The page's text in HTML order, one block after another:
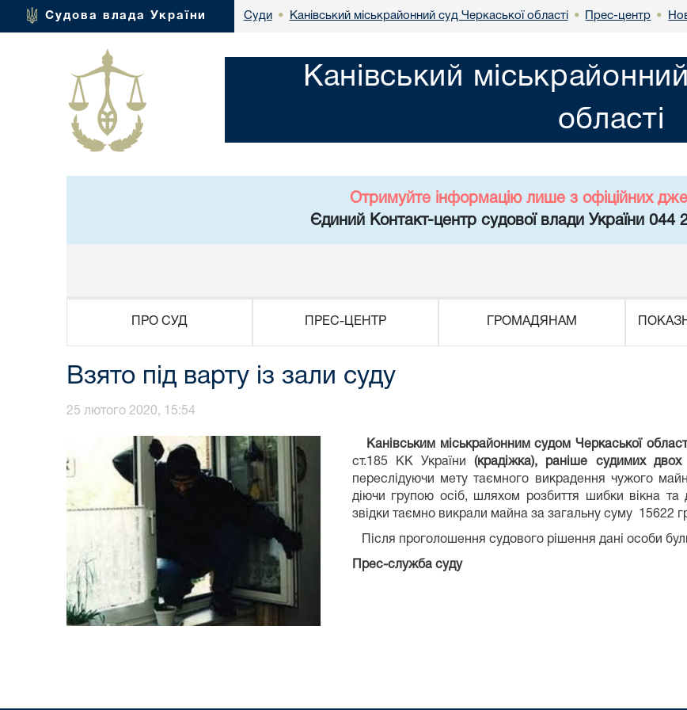
Судова влада України Суди • Канівський міськрайонний суд Черкаської області • Прес-центр •
Канівський
області
Отримуйте інформацію лише з офіційних
Єдиний Контакт-центр судової влади України 044
ПРО СУД ПРЕС-ЦЕНТР ГРОМАДЯНАМ
Взято під варту із зали суду
25 лютого 2020, 15:54
Канівським міськрайонним судом Черкаської
ст.185 КК України (крадіжка), раніше судимих
переслідуючи мету таємного викрадення чужого
діючи групою осіб, шляхом розбиття шибки вікна та
звідки таємно викрали майна за загальну суму 15622
Після проголошення судового рішення дані особи були
рес-служба суду